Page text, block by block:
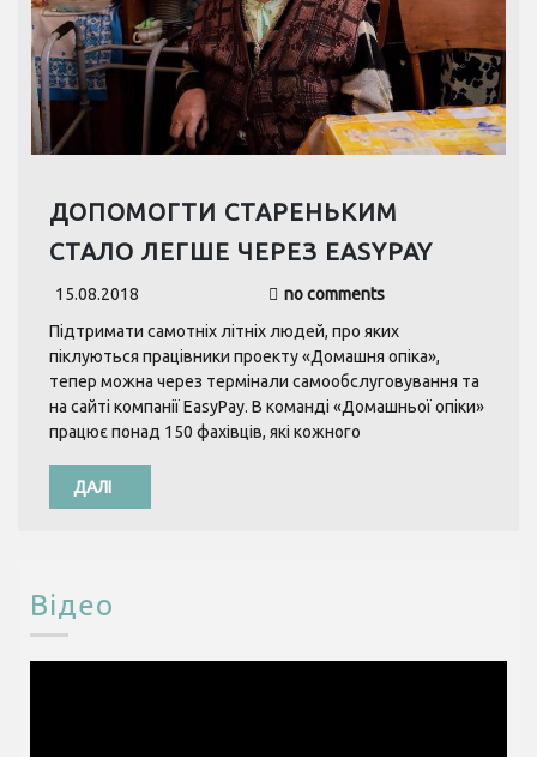
ДОПОМОГТИ СТАРЕНЬКИМ
СТАЛО ЛЕГШЕ ЧЕРЕЗ EASYPAY
15.08.2018
no comments
Підтримати самотніх літніх людей, про яких
піклуються працівники проекту «Домашня опіка»,
тепер можна через термінали самообслуговування та
на сайті компанії EasyPay. В команді «Домашньої опіки»
працює понад 150 фахівців, які кожного
ДАЛІ
Відео